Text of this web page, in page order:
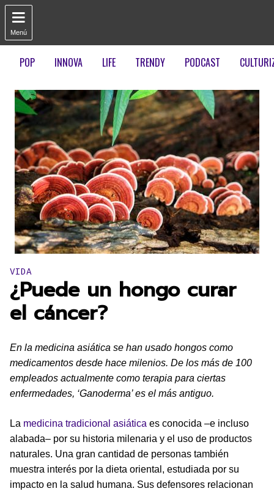

Menú
POP INNOVA LIFE TRENDY PODCAST
Publicado en:
VIDA
¿Puede un hongo curar
el cáncer?
En la medicina asiática se han usado hongos como
medicamentos desde hace milenios. De los más de 100
empleados actualmente como terapia para ciertas
enfermedades, ‘Ganoderma’ es el más antiguo.
La medicina tradicional asiática es conocida –e incluso
alabada– por su historia milenaria y el uso de productos
naturales. Una gran cantidad de personas también
muestra interés por la dieta oriental, estudiada por su
impacto en la salud humana. Sus defensores relacionan